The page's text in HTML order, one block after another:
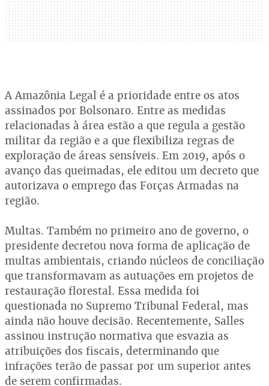
A Amazônia Legal é a prioridade entre os atos
assinados por Bolsonaro. Entre as medidas
relacionadas à área estão a que regula a gestão
militar da região e a que flexibiliza regras de
exploração de áreas sensíveis. Em 2019, após o
avanço das queimadas, ele editou um decreto que
autorizava o emprego das Forças Armadas na
região.
Multas. Também no primeiro ano de governo, o
presidente decretou nova forma de aplicação de
multas ambientais, criando núcleos de conciliação
que transformavam as autuações em projetos de
restauração florestal. Essa medida foi
questionada no Supremo Tribunal Federal, mas
ainda não houve decisão. Recentemente, Salles
assinou instrução normativa que esvazia as
atribuições dos fiscais, determinando que
infrações terão de passar por um superior antes
de serem confirmadas.